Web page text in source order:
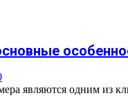
являются одним из